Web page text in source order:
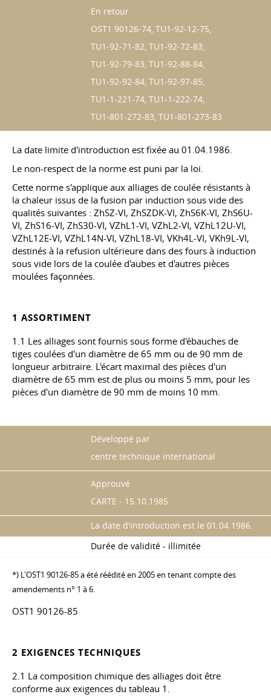
En retour
OST1 90126-74, TU1-92-12-75,
TU1-92-71-82, TU1-92-72-83,
TU1-92-79-83, TU1-92-88-84,
TU1-92-92-84, TU1-92-97-85,
TU1-1-221-74, TU1-1-222-74,
TU1-801-272-83, TU1-801-273-83
La date limite d'introduction est fixée au 01.04.1986.
Le non-respect de la norme est puni par la loi.
Cette norme s'applique aux alliages de coulée résistants à
la chaleur issus de la fusion par induction sous vide des
qualités suivantes : ZhSZ-VI, ZhSZDK-VI, ZhS6K-VI, ZhS6U-
VI, ZhS16-VI, ZhS30-VI, VZhL1-VI, VZhL2-VI, VZhL12U-VI,
VZhL12E-VI, VZhL14N-VI, VZhL18-VI, VKh4L-VI, VKh9L-VI,
destinés à la refusion ultérieure dans des fours à induction
sous vide lors de la coulée d'aubes et d'autres pièces
moulées façonnées.
1 ASSORTIMENT
1.1 Les alliages sont fournis sous forme d'ébauches de
tiges coulées d'un diamètre de 65 mm ou de 90 mm de
longueur arbitraire. L'écart maximal des pièces d'un
diamètre de 65 mm est de plus ou moins 5 mm, pour les
pièces d'un diamètre de 90 mm de moins 10 mm.
Développé par
centre technique international
Approuvé
CARTE - 15.10.1985
La date d'introduction est le 01.04.1986.
Durée de validité - illimitée
*) L'OST1 90126-85 a été réédité en 2005 en tenant compte des
amendements n° 1 à 6.
OST1 90126-85
2 EXIGENCES TECHNIQUES
2.1 La composition chimique des alliages doit être
conforme aux exigences du tableau 1.